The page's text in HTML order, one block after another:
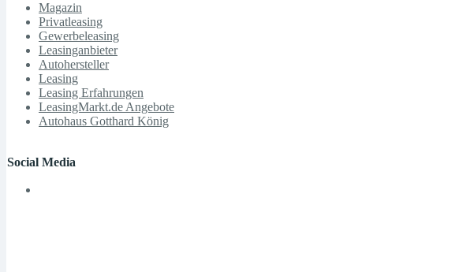
Magazin
Privatleasing
Gewerbeleasing
Leasinganbieter
Autohersteller
Leasing
Leasing Erfahrungen
LeasingMarkt.de Angebote
Autohaus Gotthard König
Social Media